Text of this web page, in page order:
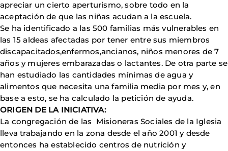
apreciar un cierto aperturismo, sobre todo en la
aceptación de que las niñas acudan a la escuela.
Se ha identificado a las 500 familias más vulnerables en
las 15 aldeas afectadas por tener entre sus miembros
discapacitados,enfermos,ancianos, niños menores de 7
años y mujeres embarazadas o lactantes. De otra parte se
han estudiado las cantidades mínimas de agua y
alimentos que necesita una familia media por mes y, en
base a esto, se ha calculado la petición de ayuda.
ORIGEN DE LA INICIATIVA:
La congregación de las Misioneras Sociales de la Iglesia
lleva trabajando en la zona desde el año 2001 y desde
entonces ha establecido centros de nutrición y